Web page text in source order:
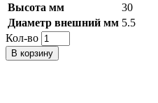
Высота мм
30
Диаметр внешний мм 5.5
Кол-во
В корзину